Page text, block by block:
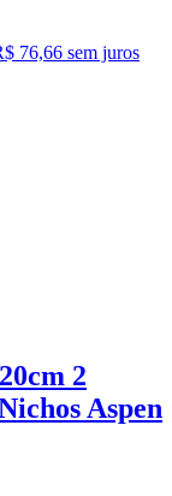
76,66 sem juros
2
Aspen